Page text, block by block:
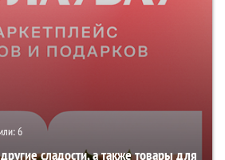
6
сладости, а также товары для